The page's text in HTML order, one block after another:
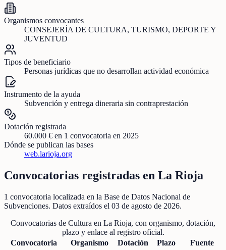
Organismos convocantes
CONSEJERÍA DE CULTURA, TURISMO, DEPORTE Y
JUVENTUD
Tipos de beneficiario
Personas jurídicas que no desarrollan actividad económica
Instrumento de la ayuda
Subvención y entrega dineraria sin contraprestación
Dotación registrada
60.000 € en 1 convocatoria en 2025
Dónde se publican las bases
web.larioja.org
Convocatorias registradas en La Rioja
1 convocatoria localizada en la Base de Datos Nacional de
Subvenciones. Datos extraídos el 03 de agosto de 2026.
Convocatorias de Cultura en La Rioja, con organismo, dotación,
plazo y enlace al registro oficial.
Convocatoria
Organismo Dotación Plazo
Fuente